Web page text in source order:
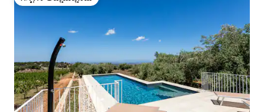
ಗೆಸ್ಟ್‌ಗಳ ಅಚ್ಚುಮೆಚ್ಚಿನದು